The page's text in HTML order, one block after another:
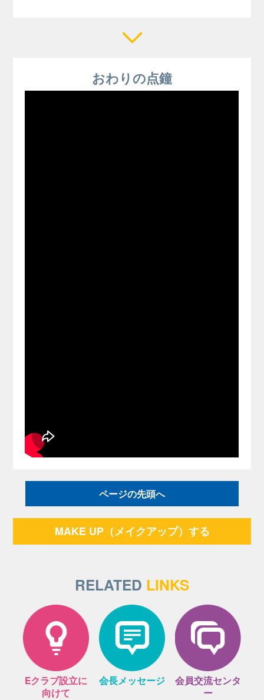
おわりの点鐘
ページの先頭へ
MAKE UP（メイクアップ）する
RELATED LINKS
Eクラブ設立に
向けて
会長メッセージ
会員交流センタ
ー